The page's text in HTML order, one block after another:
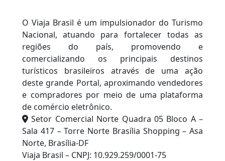
O Viaja Brasil é um impulsionador do Turismo
Nacional, atuando para fortalecer todas as
regiões do país, promovendo e
comercializando os principais destinos
turísticos brasileiros através de uma ação
deste grande Portal, aproximando vendedores
e compradores por meio de uma plataforma
de comércio eletrônico.
Setor Comercial Norte Quadra 05 Bloco A –
Sala 417 – Torre Norte Brasília Shopping – Asa
Norte, Brasília-DF
Viaja Brasil – CNPJ: 10.929.259/0001-75